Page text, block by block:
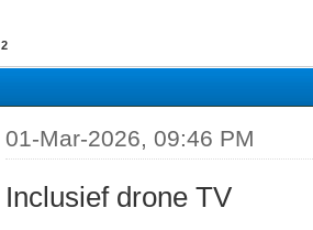
2
01-Mar-2026, 09:46 PM
Inclusief drone TV